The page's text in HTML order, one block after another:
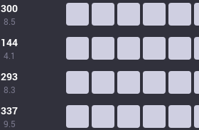
300
8.5
144
4.1
293
8.3
337
9.5